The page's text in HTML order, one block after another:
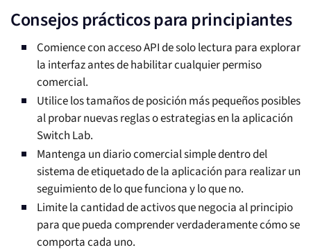
Consejos prácticos para principiantes
Comience con acceso API de solo lectura para explorar
la interfaz antes de habilitar cualquier permiso
comercial.
Utilice los tamaños de posición más pequeños posibles
al probar nuevas reglas o estrategias en la aplicación
Switch Lab.
Mantenga un diario comercial simple dentro del
sistema de etiquetado de la aplicación para realizar un
seguimiento de lo que funciona y lo que no.
Limite la cantidad de activos que negocia al principio
para que pueda comprender verdaderamente cómo se
comporta cada uno.